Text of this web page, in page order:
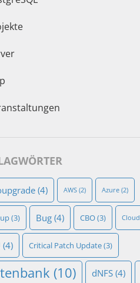
(4) AWS (2) Azure (2)
(3) Bug (4) CBO(3) Cloud
(4) Critical Patch Update(3)
(10) dNFS (4)